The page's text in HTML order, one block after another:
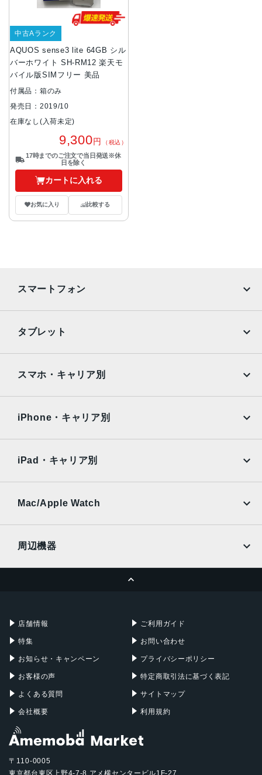
AQUOS sense3 lite 64GB シル
バーホワイト SH-RM12 楽天モ
バイル版SIMフリー 美品
中古Aランク
付属品：箱のみ
発売日：2019/10
在庫なし(入荷未定)
9,300円 （税込）
17時までのご注文で当日発送※休
日を除く
カートに入れる
お気に入り 比較する
スマートフォン
AQUOS
OPPO Android
タブレット
Surface
Xiaomi Tablet
スマホ・キャリア別
Ymobile
UQmobile
iPhone・キャリア別
Ymobile
UQmobile
iPad・キャリア別
Mac/Apple Watch
周辺機器
店舗情報
特集
お知らせ・キャンペーン
お客様の声
よくある質問
会社概要
ご利用ガイド
お問い合わせ
プライバシーポリシー
特定商取引法に基づく表記
サイトマップ
利用規約
〒110-0005
東京都台東区上野4-7-8 アメ横センタービル1F-27